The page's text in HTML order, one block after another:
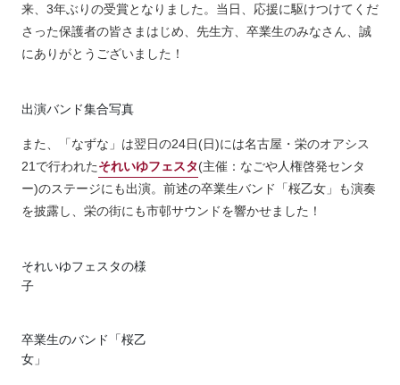
来、3年ぶりの受賞となりました。当日、応援に駆けつけてくだ
さった保護者の皆さまはじめ、先生方、卒業生のみなさん、誠
にありがとうございました！
出演バンド集合写真
また、「なずな」は翌日の24日(日)には名古屋・栄のオアシス
21で行われたそれいゆフェスタ(主催：なごや人権啓発センタ
ー)のステージにも出演。前述の卒業生バンド「桜乙女」も演奏
を披露し、栄の街にも市邨サウンドを響かせました！
それいゆフェスタの様
子
卒業生のバンド「桜乙
女」